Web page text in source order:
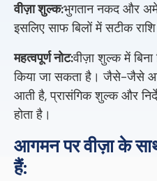
वीज़ा शुल्क:भुगतान नकद और
इसलिए साफ बिलों में सटीक
महत्वपूर्ण नोट:वीज़ा शुल्क में
किया जा सकता है। जैसे-जैसे
आती है, प्रासंगिक शुल्क और
होता है।
आगमन पर वीज़ा के
हैं: